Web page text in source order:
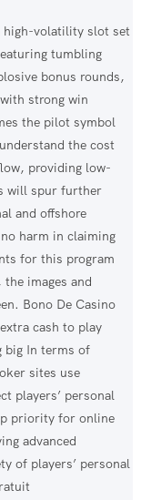
high-volatility slot set
tumbling
bonus rounds,
strong win
the pilot symbol
the cost
providing low-
will spur further
and offshore
harm in claiming
for this program
images and
Bono De Casino
cash to play
big In terms of
sites use
players’ personal
priority for online
advanced
of players’ personal